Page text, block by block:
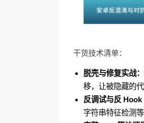
干货技术清单：
脱壳与修复实战：
移，让被隐藏的代
反调试与反 Hook
字符串特征检测